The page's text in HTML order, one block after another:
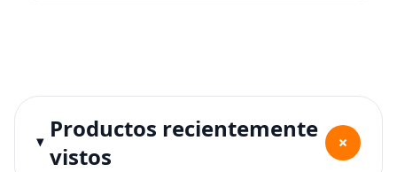
Productos recientemente
vistos
+